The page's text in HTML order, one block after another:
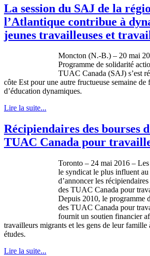
La session du SAJ de la
l’Atlantique contribue à
jeunes travailleuses et
Moncton (N.-B.) – 20 mai
Programme de solidarité
TUAC Canada (SAJ) s’est
côte Est pour une autre fructueuse semaine de
d’éducation dynamiques.
Lire la suite...
Récipiendaires des bourses
TUAC Canada pour
Toronto – 24 mai 2016 –
le syndicat le plus influent
d’annoncer les
des TUAC Canada pour
Depuis 2010, le programme
des TUAC Canada pour
fournit un soutien financier
travailleurs migrants et les gens de leur famille
études.
Lire la suite...